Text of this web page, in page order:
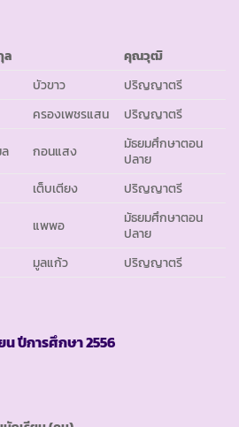
ล
คุณวุฒิ
บัวขาว
ปริญญาตรี
ครองเพชรแสน
ปริญญาตรี
กอนแสง
มัธยมศึกษาตอน
ปลาย
เต็บเตียง
ปริญญาตรี
แพพอ
มัธยมศึกษาตอน
ปลาย
มูลแก้ว ปริญญาตรี
น ปีการศึกษา2556